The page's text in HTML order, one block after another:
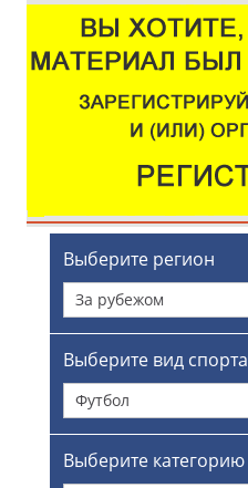
Выберите регион
За рубежом
Выберите вид спорта
Футбол
Выберите категорию